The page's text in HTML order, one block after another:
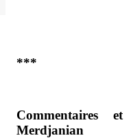
***
Commentaires
Merdjanian